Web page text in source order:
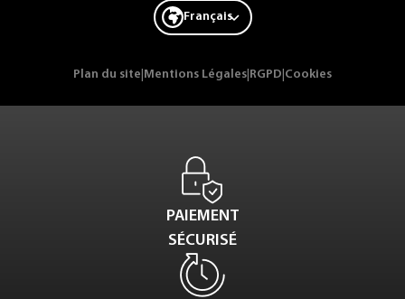
Français
Plan du site Mentions Légales RGPD Cookies
PAIEMENT
SÉCURISÉ